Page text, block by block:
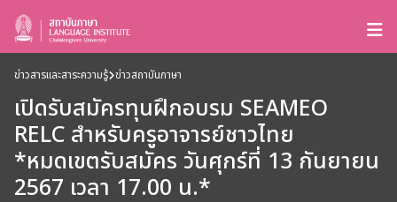
ข่าวสารและสาระความรู้ ข่าวสถาบันภาษา
เปิดรับสมัครทุนฝึกอบรม SEAMEO
RELC สำหรับครูอาจารย์ชาวไทย
*หมดเขตรับสมัคร วันศุกร์ที่ 13 กันยายน
2567 เวลา 17.00 น.*